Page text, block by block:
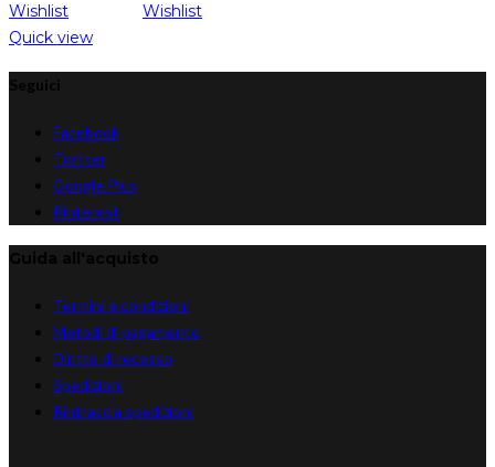
Wishlist
Wishlist
Quick view
Facebook
Twitter
Google Plus
Pinterest
Termini e condizioni
Metodi di pagamento
Diritto di recesso
Spedizioni
Rintraccia spedizioni